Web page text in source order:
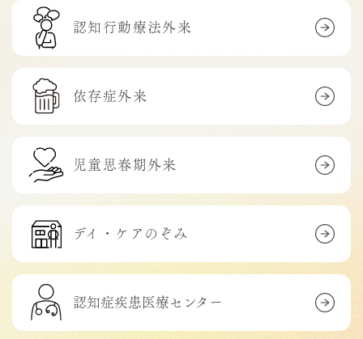
認知行動療法外来
依存症外来
児童思春期外来
デイ・ケアのぞみ
認知症疾患医療センター